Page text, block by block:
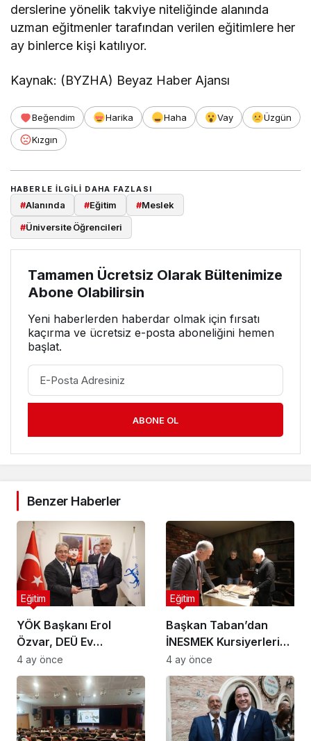
derslerine yönelik takviye niteliğinde alanında
uzman eğitmenler tarafından verilen eğitimlere her
ay binlerce kişi katılıyor.
Kaynak: (BYZHA) Beyaz Haber Ajansı
Beğendim Harika Haha Vay
Üzgün
Kızgın
HABERLE ILGILI DAHA FAZLASI
#Alanında #Eğitim #Meslek
#Üniversite Öğrencileri
Tamamen Ücretsiz Olarak Bültenimize
Abone Olabilirsin
Yeni haberlerden haberdar olmak için fırsatı
kaçırma ve ücretsiz e-posta aboneliğini hemen
başlat.
ABONE OL
Benzer Haberler
YÖK Başkanı Erol
Özvar, DEÜ Ev
Sahipliğinde Ege
Bölgesi Rektörleri ile
Buluştu
Eğitim
4 ay önce
Başkan Taban’dan
İNESMEK Kursiyerlerine
Ziyaret
Eğitim
4 ay önce